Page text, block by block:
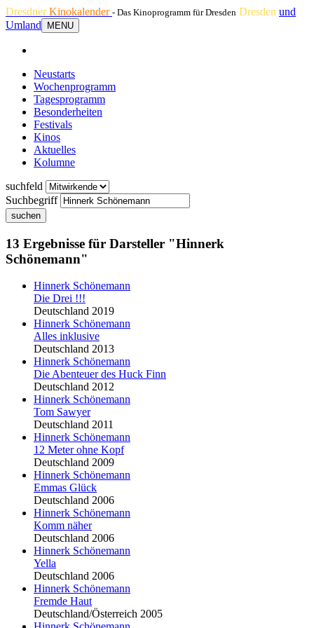
DresdnerKinokalender - Das Kinoprogramm für Dresden Dresden und
Umland
MENU
Neustarts
Wochenprogramm
Tagesprogramm
Besonderheiten
Festivals
Kinos
Aktuelles
Kolumne
suchfeld
Suchbegriff
suchen
13 Ergebnisse für Darsteller "Hinnerk
Schönemann"
Hinnerk Schönemann
Die Drei !!!
Deutschland 2019
Hinnerk Schönemann
Alles inklusive
Deutschland 2013
Hinnerk Schönemann
Die Abenteuer des Huck Finn
Deutschland 2012
Hinnerk Schönemann
Tom Sawyer
Deutschland 2011
Hinnerk Schönemann
12 Meter ohne Kopf
Deutschland 2009
Hinnerk Schönemann
Emmas Glück
Deutschland 2006
Hinnerk Schönemann
Komm näher
Deutschland 2006
Hinnerk Schönemann
Yella
Deutschland 2006
Hinnerk Schönemann
Fremde Haut
Deutschland/Österreich 2005